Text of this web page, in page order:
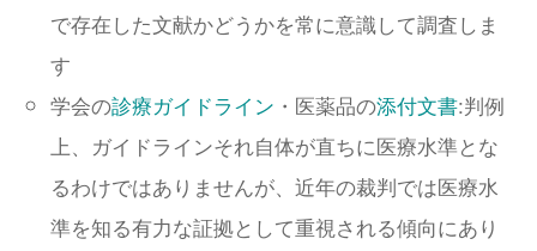
で存在した文献かどうかを常に意識して調査しま
す
学会の診療ガイドライン ・医薬品の添付文書:判例
上、ガイドラインそれ自体が直ちに医療水準とな
るわけではありませんが、近年の裁判では医療水
準を知る有力な証拠として重視される傾向にあり